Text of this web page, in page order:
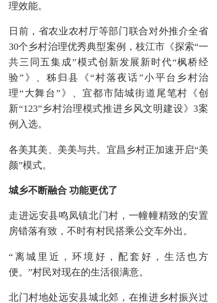
理效能。
日前，省农业农村厅等部门联合对外推介全省
30个乡村治理优秀典型案例，枝江市《探索“一
共三同五集成”模式创新发展新时代“枫桥经
验”》、秭归县《“村落夜话”小平台乡村治
理“大舞台”》、宜都市陆城街道尾笔村《创
新“123”乡村治理模式推进乡风文明建设》3案
例入选。
各美其美、美美与共。宜昌乡村正加速开启“美
颜”模式。
城乡不断融合 功能更优了
走进远安县鸣凤镇北门村，一幢幢精致的安置
房错落有致，不时有村民搭乘公交车外出。
“离城里近，环境好，配套好，生活也方
便。”村民对现在的生活很满意。
北门村地处远安县城北郊，在推进乡村振兴过